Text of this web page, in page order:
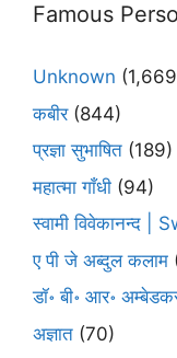
Famous
Unknown
कबीर(844)
प्रज्ञा सुभाषित (189)
महात्मा गाँधी (94)
स्वामी विवेकानन्द
ए पी जे अब्दुल कलाम
डॉ॰ बी॰ आर॰
अज्ञात (70)